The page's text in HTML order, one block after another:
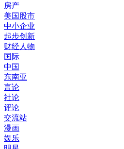
房产
美国股市
中小企业
起步创新
财经人物
国际
中国
东南亚
言论
社论
评论
交流站
漫画
娱乐